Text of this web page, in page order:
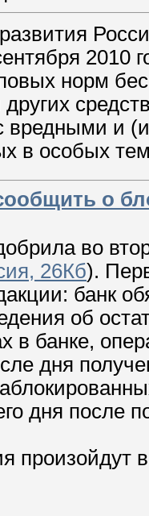
2010
норм
вредными и
в особых
о
во
26Кб).
банк
об
в банке,
дня
дня после
произойдут